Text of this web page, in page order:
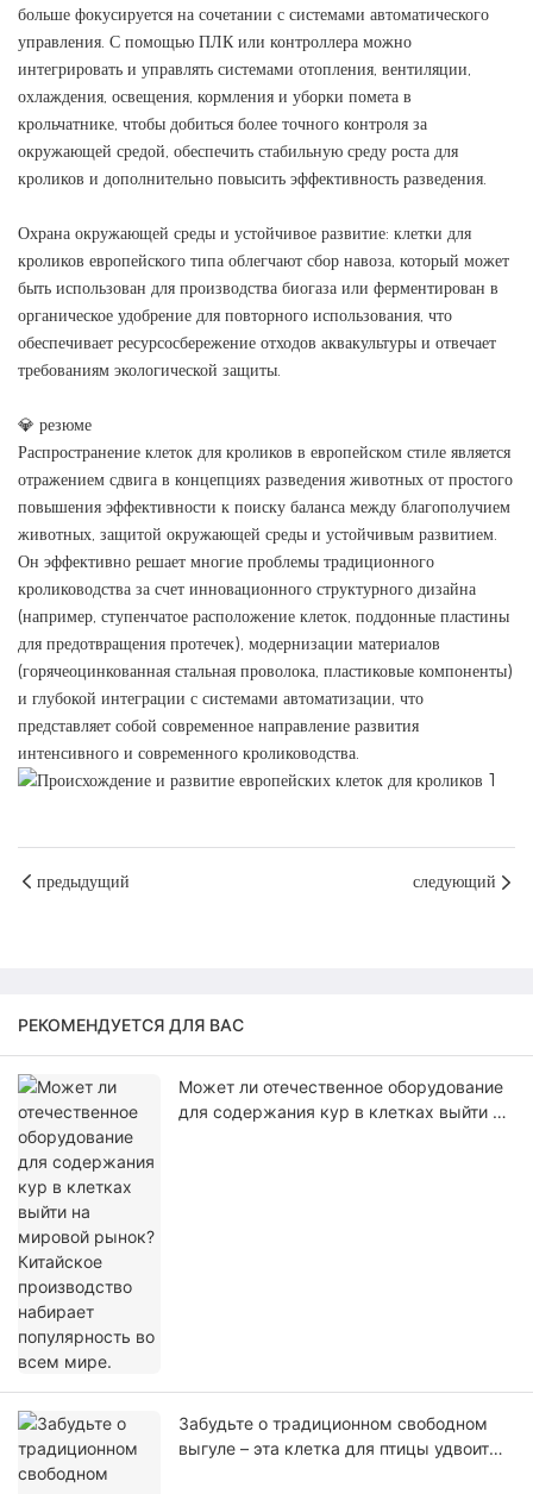
больше фокусируется на сочетании с системами автоматического
управления. С помощью ПЛК или контроллера можно
интегрировать и управлять системами отопления, вентиляции,
охлаждения, освещения, кормления и уборки помета в
крольчатнике, чтобы добиться более точного контроля за
окружающей средой, обеспечить стабильную среду роста для
кроликов и дополнительно повысить эффективность разведения.
Охрана окружающей среды и устойчивое развитие: клетки для
кроликов европейского типа облегчают сбор навоза, который может
быть использован для производства биогаза или ферментирован в
органическое удобрение для повторного использования, что
обеспечивает ресурсосбережение отходов аквакультуры и отвечает
требованиям экологической защиты.
💎 резюме
Распространение клеток для кроликов в европейском стиле является
отражением сдвига в концепциях разведения животных от простого
повышения эффективности к поиску баланса между благополучием
животных, защитой окружающей среды и устойчивым развитием.
Он эффективно решает многие проблемы традиционного
кролиководства за счет инновационного структурного дизайна
(например, ступенчатое расположение клеток, поддонные пластины
для предотвращения протечек), модернизации материалов
(горячеоцинкованная стальная проволока, пластиковые компоненты)
и глубокой интеграции с системами автоматизации, что
представляет собой современное направление развития
интенсивного и современного кролиководства.
предыдущий следующий
РЕКОМЕНДУЕТСЯ ДЛЯ ВАС
Может ли отечественное оборудование
для содержания кур в клетках выйти на
Забудьте о традиционном свободном
выгуле – эта клетка для птицы удвоит